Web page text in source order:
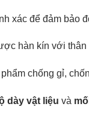
xác để đảm bảo
hàn kín với thân
chống gỉ,
dày vật liệu và